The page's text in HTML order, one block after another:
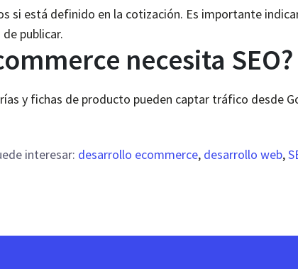
si está definido en la cotización. Es importante
publicar.
necesita SEO?
y fichas de producto pueden captar tráfico desde
interesar: desarrollo ecommerce, desarrollo web,